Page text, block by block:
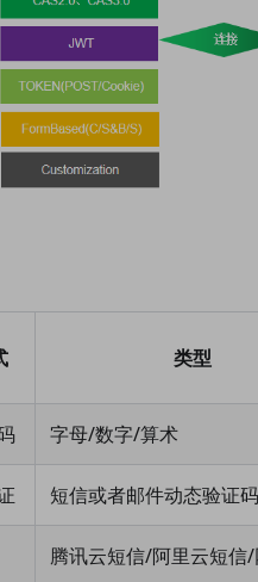
类型
字母/数字/算术
短信或者邮件动态验证码
腾讯云短信/阿里云短信